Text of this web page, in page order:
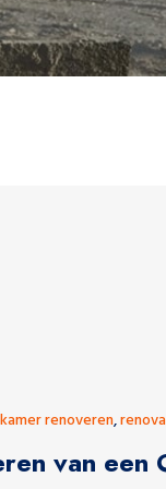
renoveren,
van een